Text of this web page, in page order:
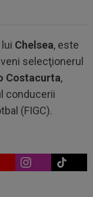
Chelsea, este
selecţionerul
Costacurta,
conducerii
(FIGC).